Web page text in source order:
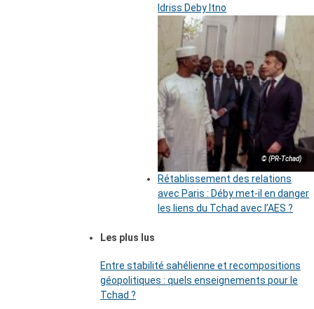
Idriss Deby Itno
© (PR-Tchad)
Rétablissement des relations
avec Paris : Déby met-il en danger
les liens du Tchad avec l’AES ?
Les plus lus
Entre stabilité sahélienne et recompositions
géopolitiques : quels enseignements pour le
Tchad ?